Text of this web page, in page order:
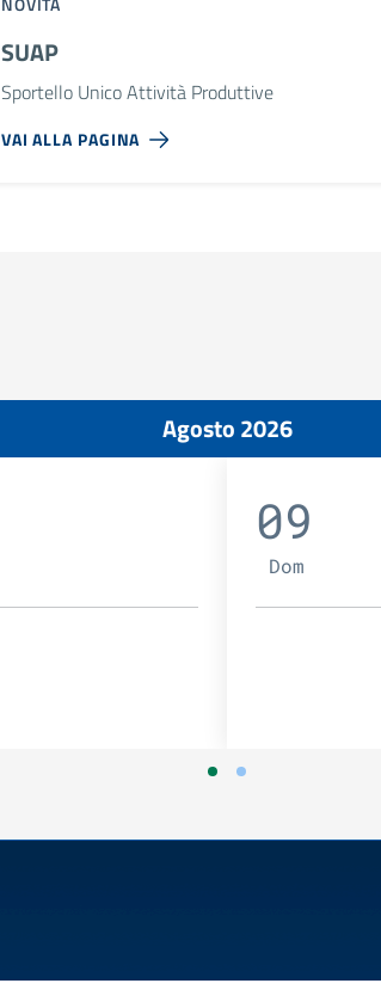
SUAP
Sportello Unico Attività Produttive
VAI ALLA PAGINA
Agosto 2026
09
Dom